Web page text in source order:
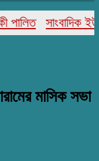
সাংবাদিক
মাসিক সভা